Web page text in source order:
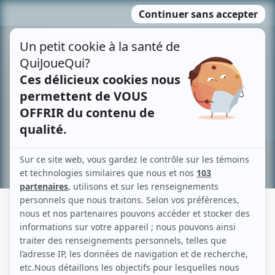
MENU
contenu
Recherche avancée »
RUSSELL GOLDMAN
Liens
Fiche de Russell Goldman sur Showbizz.net